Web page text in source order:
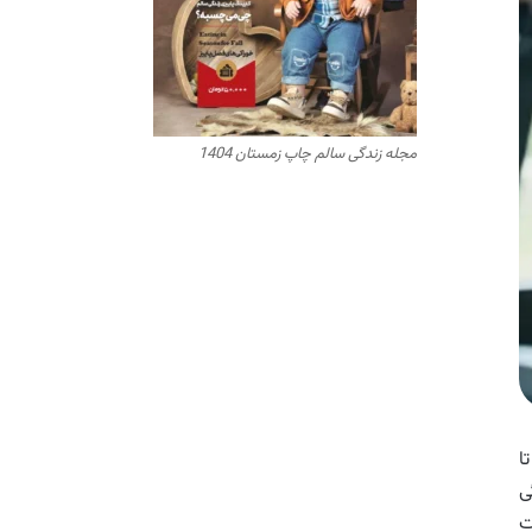
مجله زندگی سالم چاپ زمستان 1404